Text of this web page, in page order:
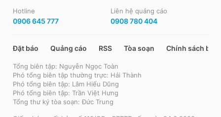
Hotline
0906 645 777
Liên hệ quảng cáo
0908 780 404
Đặt báo Quảng cáo RSS Tòa soạn Chính sách bảo
Tổng biên tập: Nguyễn Ngọc Toàn
Phó tổng biên tập thường trực: Hải Thành
Phó tổng biên tập: Lâm Hiếu Dũng
Phó tổng biên tập: Trần Việt Hưng
Tổng thư ký tòa soạn: Đức Trung